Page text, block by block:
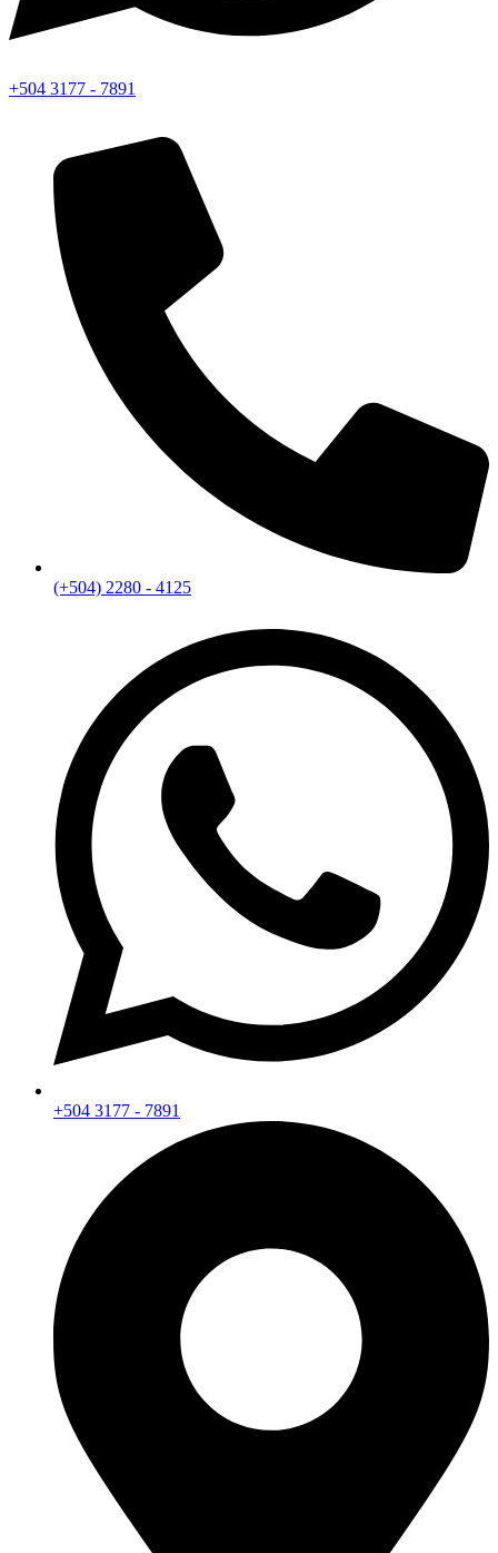
+504 3177 - 7891
(+504) 2280 - 4125
+504 3177 - 7891